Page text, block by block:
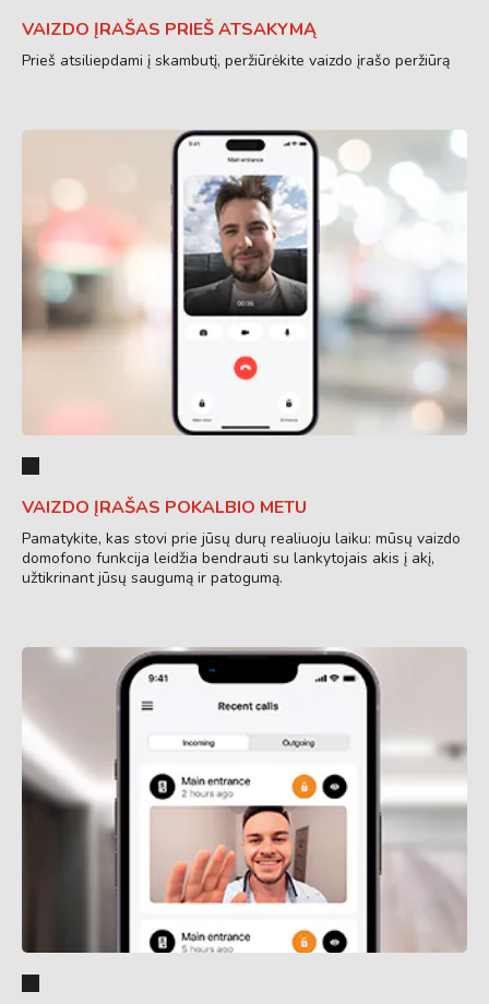
VAIZDO ĮRAŠAS PRIEŠ ATSAKYMĄ
Prieš atsiliepdami į skambutį, peržiūrėkite vaizdo įrašo peržiūrą
VAIZDO ĮRAŠAS POKALBIO METU
Pamatykite, kas stovi prie jūsų durų realiuoju laiku: mūsų vaizdo
domofono funkcija leidžia bendrauti su lankytojais akis į akį,
užtikrinant jūsų saugumą ir patogumą.